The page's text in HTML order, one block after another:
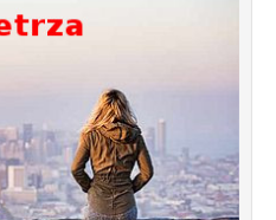
zmiany w
Smochowice